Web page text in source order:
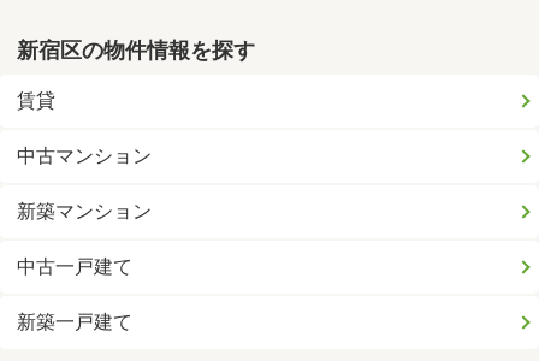
新宿区の物件情報を探す
賃貸
中古マンション
新築マンション
中古一戸建て
新築一戸建て